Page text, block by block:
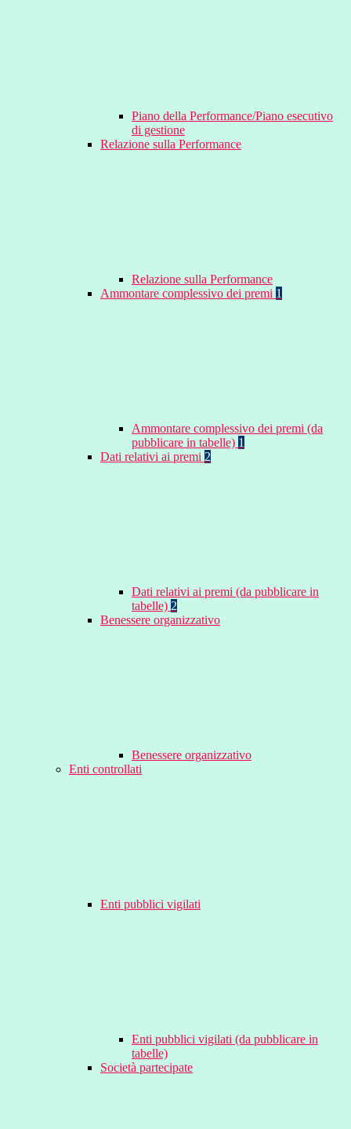
Piano della Performance/Piano esecutivo
di gestione
Relazione sulla Performance
Relazione sulla Performance
Ammontare complessivo dei premi 1
Ammontare complessivo dei premi (da
pubblicare in tabelle) 1
Dati relativi ai premi 2
Dati relativi ai premi (da pubblicare in
tabelle) 2
Benessere organizzativo
Benessere organizzativo
Enti controllati
Enti pubblici vigilati
Enti pubblici vigilati (da pubblicare in
tabelle)
Società partecipate